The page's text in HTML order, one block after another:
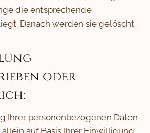
die entsprechende
Danach werden sie gelöscht.
oder
Ihrer personenbezogenen Daten
auf Basis Ihrer Einwilligung.